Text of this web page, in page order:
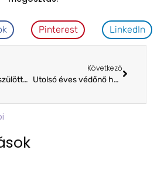
Pinterest LinkedIn
Véradás a koraszülöttek világnapja alkalmából
Következő
Utolsó éves védőnő hallgatóknak tartott előadást a koraszülésről Földvári Nagy Zsuzsanna